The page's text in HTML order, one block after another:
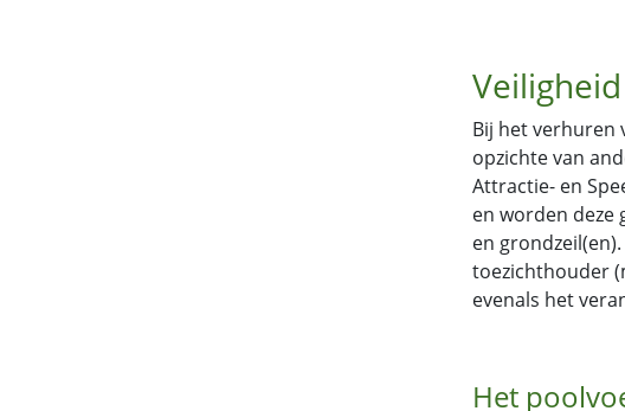
Veiligheid
Bij het verhuren
opzichte van
Attractie- en
en worden deze
en
toezichthouder
evenals het
Het